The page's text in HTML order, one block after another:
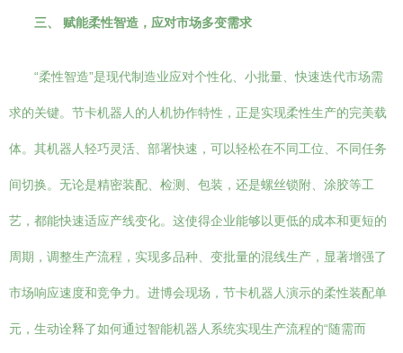
三、 赋能柔性智造，应对市场多变需求
“柔性智造”是现代制造业应对个性化、小批量、快速迭代市场需
求的关键。节卡机器人的人机协作特性，正是实现柔性生产的完美载
体。其机器人轻巧灵活、部署快速，可以轻松在不同工位、不同任务
间切换。无论是精密装配、检测、包装，还是螺丝锁附、涂胶等工
艺，都能快速适应产线变化。这使得企业能够以更低的成本和更短的
周期，调整生产流程，实现多品种、变批量的混线生产，显著增强了
市场响应速度和竞争力。进博会现场，节卡机器人演示的柔性装配单
元，生动诠释了如何通过智能机器人系统实现生产流程的“随需而